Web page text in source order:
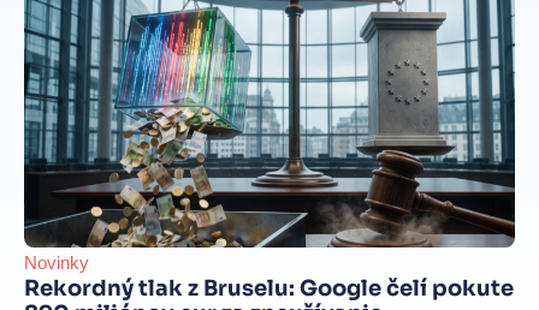
Novinky
Rekordný tlak z Bruselu: Google čelí pokute